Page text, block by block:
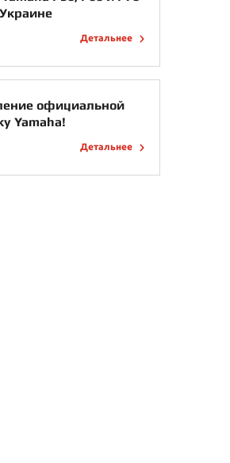
Детальнее
официальной
Yamaha!
Детальнее